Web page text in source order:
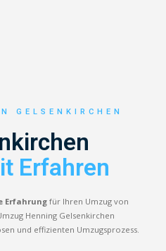
GELSENKIRCHEN
Erfahren
Erfahrung für Ihren Umzug von
Henning Gelsenkirchen
und effizienten Umzugsprozess.